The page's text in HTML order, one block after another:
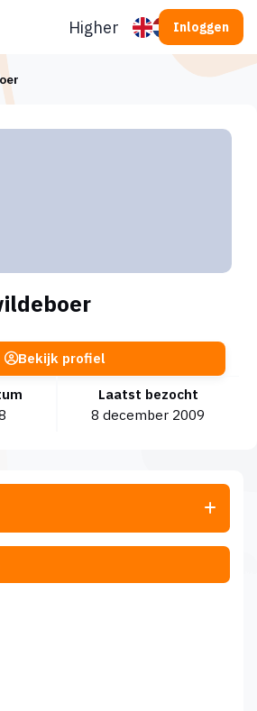
Higherlevel Inloggen
Laatst bezocht
8 december 2009
Bekijk profiel